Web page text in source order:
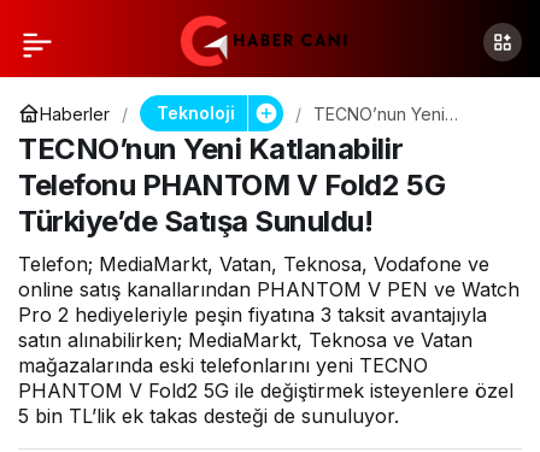
Haberler Teknoloji
TECNO’nun Yeni
Katlanabilir Telefonu
PHANTOM V Fold2 5G
Türkiye’de Satışa
Sunuldu!
TECNO’nun Yeni Katlanabilir
Telefonu PHANTOM V Fold2 5G
Türkiye’de Satışa Sunuldu!
Telefon; MediaMarkt, Vatan, Teknosa, Vodafone ve
online satış kanallarından PHANTOM V PEN ve Watch
Pro 2 hediyeleriyle peşin fiyatına 3 taksit avantajıyla
satın alınabilirken; MediaMarkt, Teknosa ve Vatan
mağazalarında eski telefonlarını yeni TECNO
PHANTOM V Fold2 5G ile değiştirmek isteyenlere özel
5 bin TL’lik ek takas desteği de sunuluyor.